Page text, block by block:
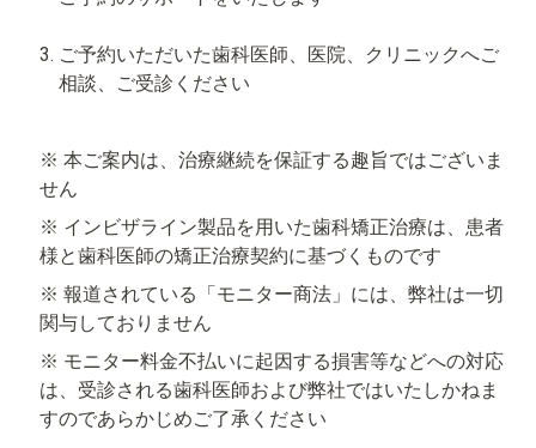
ご予約いただいた歯科医師、医院、クリニックへご
相談、ご受診ください
※ 本ご案内は、治療継続を保証する趣旨ではございま
せん
※ インビザライン製品を用いた歯科矯正治療は、患者
様と歯科医師の矯正治療契約に基づくものです
※ 報道されている「モニター商法」には、弊社は一切
関与しておりません
※ モニター料金不払いに起因する損害等などへの対応
は、受診される歯科医師および弊社ではいたしかねま
すのであらかじめご了承ください